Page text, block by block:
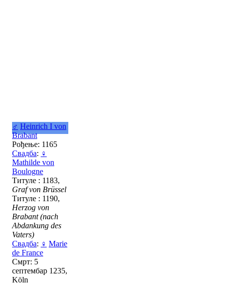
♂ Heinrich I von
Brabant
Рођење: 1165
Свадба: ♀
Mathilde von
Boulogne
Титуле : 1183,
Graf von Brüssel
Титуле : 1190,
Herzog von
Brabant (nach
Abdankung des
Vaters)
Свадба: ♀ Marie
de France
Смрт: 5
септембар 1235,
Köln